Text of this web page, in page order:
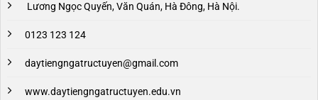
Lương Ngọc Quyến, Văn Quán, Hà Đông, Hà Nội.
0123 123 124
daytiengngatructuyen@gmail.com
www.daytiengngatructuyen.edu.vn